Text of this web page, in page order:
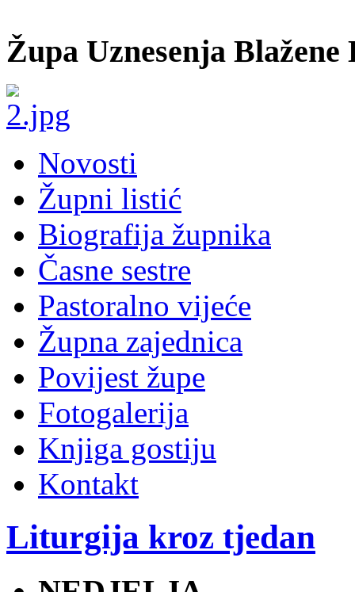
Župa Uznesenja
Novosti
Župni listić
Biografija župnika
Časne sestre
Pastoralno vijeće
Župna zajednica
Povijest župe
Fotogalerija
Knjiga gostiju
Kontakt
Liturgija kroz tjedan